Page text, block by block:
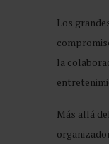
Los
la
Más allá